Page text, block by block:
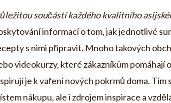
součástí každého kvalitního
informací o tom, jak jednotlivé
s nimi připravit. Mnoho takových
videokurzy, které zákazníkům pomáhají
je k vaření nových pokrmů doma. Tím
nákupu, ale i zdrojem inspirace a